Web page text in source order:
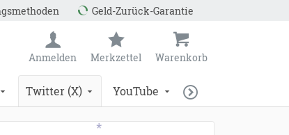
Geld-Zurück-Garantie
Anmelden
Merkzettel Warenkorb
Twitter (X) YouTube